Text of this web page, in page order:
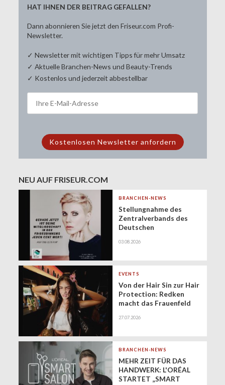
HAT IHNEN DER BEITRAG GEFALLEN?
Dann abonnieren Sie jetzt den Friseur.com Profi-
Newsletter.
✓ Newsletter mit wichtigen Tipps für mehr Umsatz
✓ Aktuelle Branchen-News und Beauty-Trends
✓ Kostenlos und jederzeit abbestellbar
NEU AUF FRISEUR.COM
BRANCHEN-NEWS
Stellungnahme des
Zentralverbands des
Deutschen
Zukunft der
(Minijobs)
03.08.2026
EVENTS
Von der Hair Sin zur Hair
Protection: Redken
macht das Frauenfeld
gesundes Haar
27.07.2026
BRANCHEN-NEWS
MEHR ZEIT FÜR DAS
HANDWERK: L'ORÉAL
STARTET „SMART